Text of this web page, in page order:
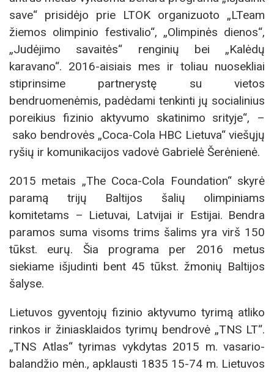
save“ prisidėjo prie LTOK organizuoto „LTeam
žiemos olimpinio festivalio“, „Olimpinės dienos“,
„Judėjimo savaitės“ renginių bei „Kalėdų
karavano“. 2016-aisiais mes ir toliau nuosekliai
stiprinsime partnerystę su vietos
bendruomenėmis, padėdami tenkinti jų socialinius
poreikius fizinio aktyvumo skatinimo srityje“, –
sako bendrovės „Coca-Cola HBC Lietuva“ viešųjų
ryšių ir komunikacijos vadovė Gabrielė Šerėnienė.
2015 metais „The Coca-Cola Foundation“ skyrė
paramą trijų Baltijos šalių olimpiniams
komitetams – Lietuvai, Latvijai ir Estijai. Bendra
paramos suma visoms trims šalims yra virš 150
tūkst. eurų. Šia programa per 2016 metus
siekiame išjudinti bent 45 tūkst. žmonių Baltijos
šalyse.
Lietuvos gyventojų fizinio aktyvumo tyrimą atliko
rinkos ir žiniasklaidos tyrimų bendrovė „TNS LT“.
„TNS Atlas“ tyrimas vykdytas 2015 m. vasario-
balandžio mėn., apklausti 1835 15-74 m. Lietuvos